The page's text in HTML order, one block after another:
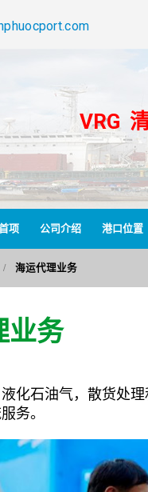
VRG
项 公司介绍 港口位置
海运代理业务
业务
化石油气，散货处
务。